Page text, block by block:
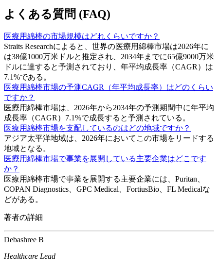
よくある質問 (FAQ)
医療用綿棒の市場規模はどれくらいですか？
Straits Researchによると、世界の医療用綿棒市場は2026年に
は38億1000万米ドルと推定され、2034年までに65億9000万米
ドルに達すると予測されており、年平均成長率（CAGR）は
7.1%である。
医療用綿棒市場の予測CAGR（年平均成長率）はどのくらい
ですか？
医療用綿棒市場は、2026年から2034年の予測期間中に年平均
成長率（CAGR）7.1%で成長すると予測されている。
医療用綿棒市場を支配しているのはどの地域ですか？
アジア太平洋地域は、2026年においてこの市場をリードする
地域となる。
医療用綿棒市場で事業を展開している主要企業はどこです
か？
医療用綿棒市場で事業を展開する主要企業には、Puritan、
COPAN Diagnostics、GPC Medical、FortiusBio、FL Medicalな
どがある。
著者の詳細
Debashree B
Healthcare Lead